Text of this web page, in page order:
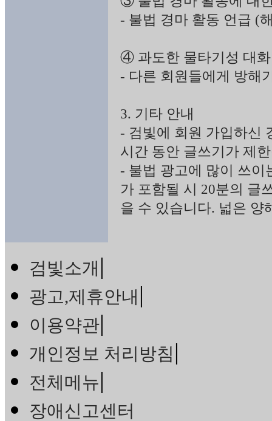
- 불법 경마 활동 언급 (
④ 과도한 물타기성 대화
- 다른 회원들에게 방해
3. 기타 안내
- 검빛에 회원 가입하신
시간 동안 글쓰기가 제
- 불법 광고에 많이 쓰이
가 포함될 시 20분의 글
을 수 있습니다. 넓은 양
검빛소개 |
광고,제휴안내 |
이용약관|
개인정보 처리방침 |
전체메뉴|
장애신고센터